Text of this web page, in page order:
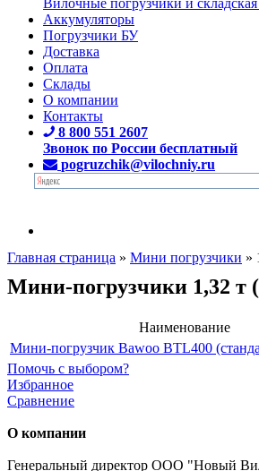
Аккумуляторы
Погрузчики БУ
Доставка
Оплата
Склады
О компании
Контакты
8 800 551 2607
Звонок по России бесплатный
pogruzchik@vilochniy.ru
Главная страница » Мини погрузчики »
Мини-погрузчики 1,32 т
Наименование
Мини-погрузчик Bawoo BTL400
Помочь с выбором?
Избранное
Сравнение
О компании
Генеральный директор ООО "Новый